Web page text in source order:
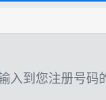
入到您注册号码